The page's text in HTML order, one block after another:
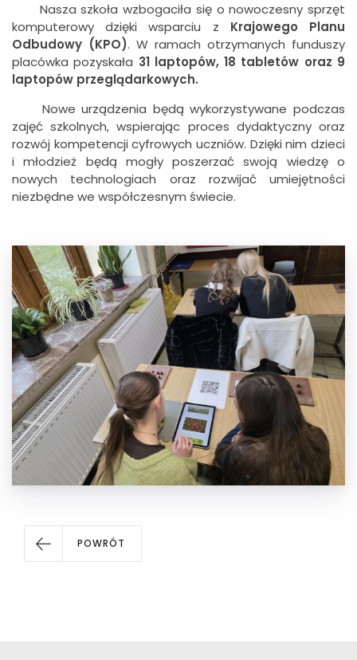
Nasza szkoła wzbogaciła się o nowoczesny sprzęt
komputerowy dzięki wsparciu z Krajowego Planu
Odbudowy (KPO). W ramach otrzymanych funduszy
placówka pozyskała 31 laptopów, 18 tabletów oraz 9
laptopów przeglądarkowych.
Nowe urządzenia będą wykorzystywane podczas
zajęć szkolnych, wspierając proces dydaktyczny oraz
rozwój kompetencji cyfrowych uczniów. Dzięki nim dzieci
i młodzież będą mogły poszerzać swoją wiedzę o
nowych technologiach oraz rozwijać umiejętności
niezbędne we współczesnym świecie.
POWRÓT